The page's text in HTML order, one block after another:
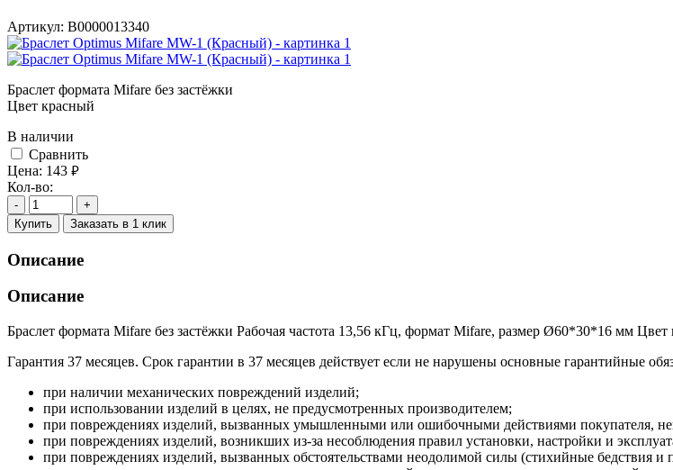
Артикул: В0000013340
Браслет формата Mifare без застёжки
Цвет красный
В наличии
Cравнить
Цена: 143 руб.
Кол-во:
-
+
Купить
Заказать в 1 клик
Описание
Описание
Браслет формата Mifare без застёжки Рабочая частота 13,56 кГц, формат Mifare, размер Ø60*30*16 мм Цвет
Гарантия 37 месяцев. Срок гарантии в 37 месяцев действует если не нарушены основные гарантийные
при наличии механических повреждений изделий;
при использовании изделий в целях, не предусмотренных производителем;
при повреждениях изделий, вызванных умышленными или ошибочными действиями покупателя,
при повреждениях изделий, возникших из-за несоблюдения правил установки, настройки и
при повреждениях изделий, вызванных обстоятельствами неодолимой силы (стихийные бедствия и